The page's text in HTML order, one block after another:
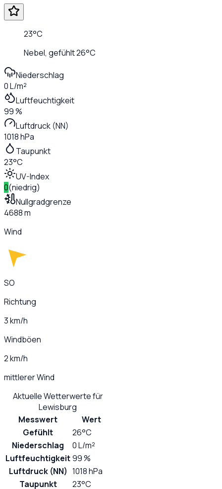
23°C
Nebel, gefühlt26°C
Niederschlag
0 L/m²
Luftfeuchtigkeit
99 %
Luftdruck (NN)
1018 hPa
Taupunkt
23°C
UV-Index
0(niedrig)
Nullgradgrenze
4688 m
Wind
SO
Richtung
3 km/h
Windböen
2 km/h
mittlerer Wind
Aktuelle Wetterwerte für
Lewisburg
Messwert
Wert
Gefühlt
26°C
Niederschlag
0 L/m²
Luftfeuchtigkeit99 %
Luftdruck (NN) 1018 hPa
Taupunkt
23°C